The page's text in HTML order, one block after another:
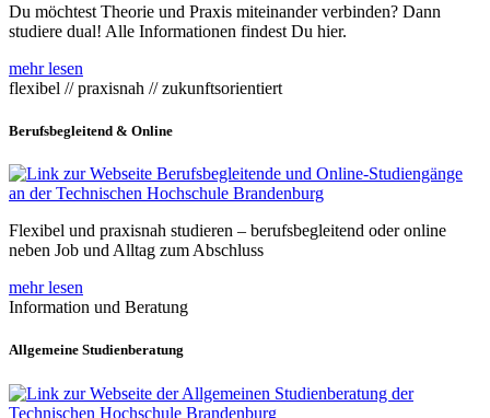
Du möchtest Theorie und Praxis miteinander verbinden? Dann
studiere dual! Alle Informationen findest Du hier.
mehr lesen
flexibel // praxisnah // zukunftsorientiert
Berufsbegleitend & Online
Flexibel und praxisnah studieren – berufsbegleitend oder online
neben Job und Alltag zum Abschluss
mehr lesen
Information und Beratung
Allgemeine Studienberatung